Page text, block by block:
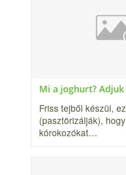
Mi a joghurt? Adjuk
Friss tejből készül,
(pasztörizálják),
kóroko­zókat…